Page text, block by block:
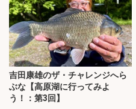
吉田康雄のザ・チャレンジへら
ぶな【高原湖に行ってみよ
う！：第3回】